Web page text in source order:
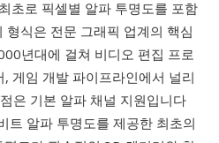
초로 픽셀별 알파 투명도를 포함
형식은 전문 그래픽 업계의 핵심
년대에 걸쳐 비디오 편집 프로
게임 개발 파이프라인에서 널리
은 기본 알파 채널 지원입니다
알파 투명도를 제공한 최초의